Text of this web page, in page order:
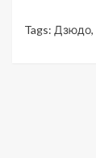
Tags: Дзюдо,